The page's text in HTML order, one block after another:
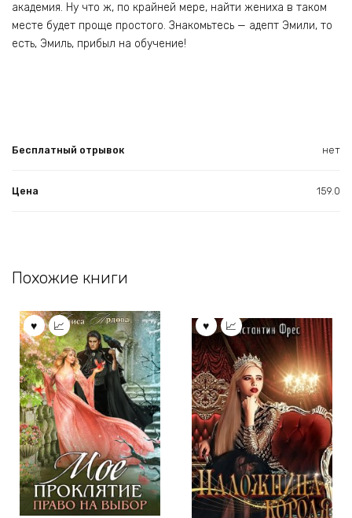
академия. Ну что ж, по крайней мере, найти жениха в таком
месте будет проще простого. Знакомьтесь — адепт Эмили, то
есть, Эмиль, прибыл на обучение!
Бесплатный отрывок нет
Цена 159.0
Похожие книги